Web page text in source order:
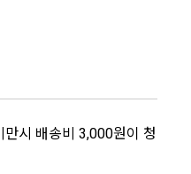
시 배송비 3,000원이 청